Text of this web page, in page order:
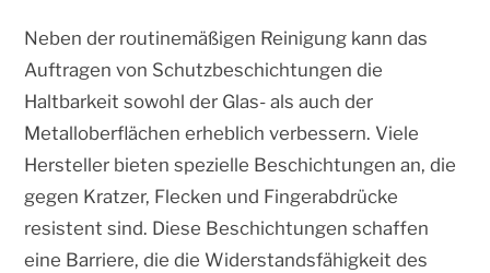
Neben der routinemäßigen Reinigung kann das
Auftragen von Schutzbeschichtungen die
Haltbarkeit sowohl der Glas- als auch der
Metalloberflächen erheblich verbessern. Viele
Hersteller bieten spezielle Beschichtungen an, die
gegen Kratzer, Flecken und Fingerabdrücke
resistent sind. Diese Beschichtungen schaffen
eine Barriere, die die Widerstandsfähigkeit des